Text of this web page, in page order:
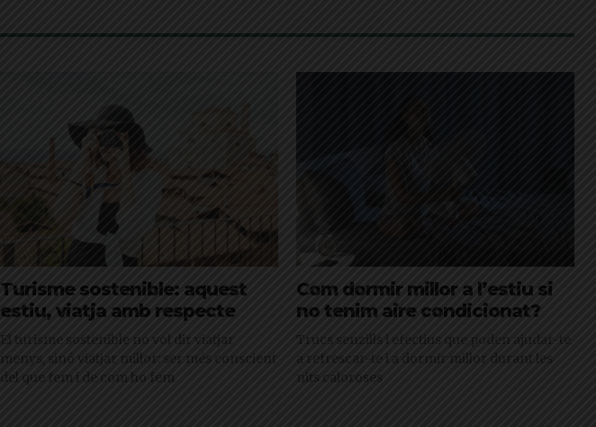
Turisme sostenible: aquest
estiu, viatja amb respecte
El turisme sostenible no vol dir viatjar
menys, sinó viatjar millor: ser més conscient
del que fem i de com ho fem
Com dormir millor a l’estiu si
no tenim aire condicionat?
Trucs senzills i efectius que poden ajudar-te
a refrescar-te i a dormir millor durant les
nits caloroses